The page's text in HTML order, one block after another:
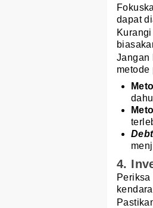
dapat
Jangan
metode
4.